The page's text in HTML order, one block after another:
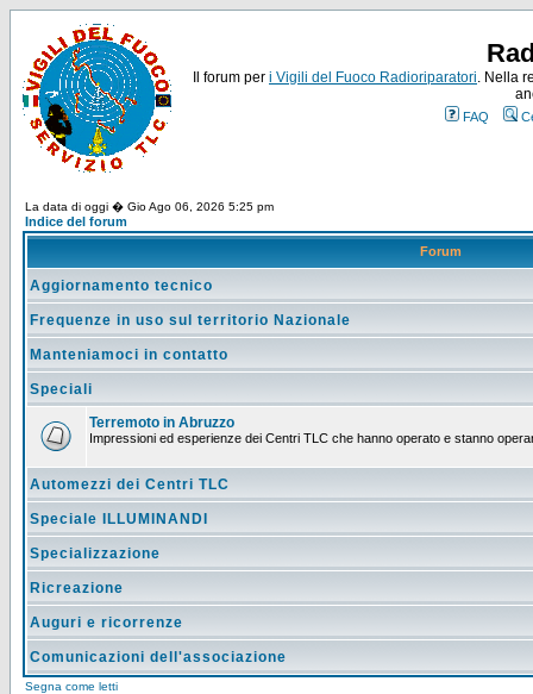
Il forum per i Vigili del Fuoco Radioriparatori. Nella
FAQ
La data di oggi � Gio Ago 06, 2026 5:25 pm
Indice del forum
Forum
Aggiornamento tecnico
Frequenze in uso sul territorio Nazionale
Manteniamoci in contatto
Speciali
Terremoto in Abruzzo
Impressioni ed esperienze dei Centri TLC che hanno operato e stanno
Automezzi dei Centri TLC
Speciale ILLUMINANDI
Specializzazione
Ricreazione
Auguri e ricorrenze
Comunicazioni dell'associazione
Segna come letti